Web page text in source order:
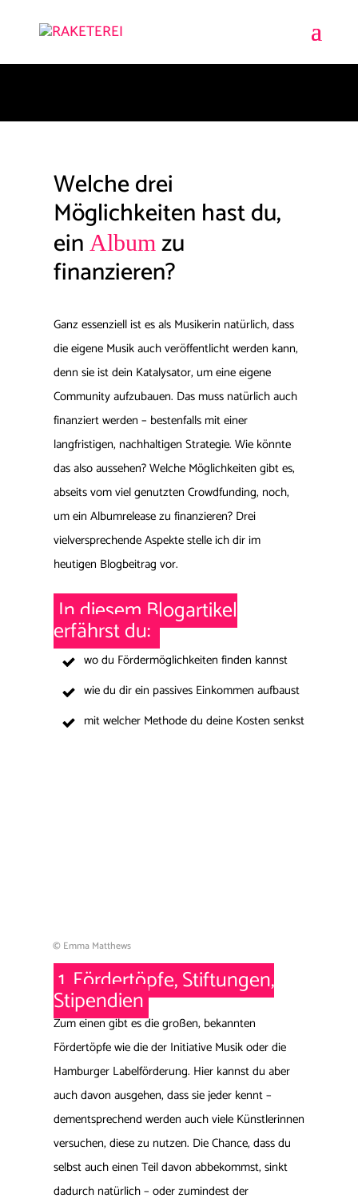
Welche drei
Möglichkeiten hast du,
ein Albumzu
finanzieren?
Ganz essenziell ist es als Musikerin natürlich, dass
die eigene Musik auch veröffentlicht werden kann,
denn sie ist dein Katalysator, um eine eigene
Community aufzubauen. Das muss natürlich auch
finanziert werden – bestenfalls mit einer
langfristigen, nachhaltigen Strategie. Wie könnte
das also aussehen? Welche Möglichkeiten gibt es,
abseits vom viel genutzten Crowdfunding, noch,
um ein Albumrelease zu finanzieren? Drei
vielversprechende Aspekte stelle ich dir im
heutigen Blogbeitrag vor.
In diesem Blogartikel
erfährst du:
wo du Fördermöglichkeiten finden kannst
wie du dir ein passives Einkommen aufbaust
mit welcher Methode du deine Kosten senkst
© Emma Matthews
1. Fördertöpfe, Stiftungen,
Stipendien
Zum einen gibt es die großen, bekannten
Fördertöpfe wie die der Initiative Musik oder die
Hamburger Labelförderung. Hier kannst du aber
auch davon ausgehen, dass sie jeder kennt –
dementsprechend werden auch viele Künstlerinnen
versuchen, diese zu nutzen. Die Chance, dass du
selbst auch einen Teil davon abbekommst, sinkt
dadurch natürlich – oder zumindest der